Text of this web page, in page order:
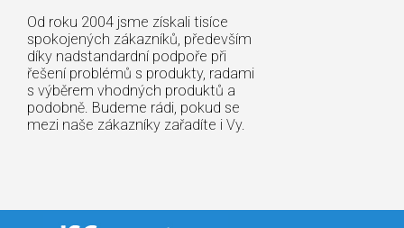
Od roku 2004 jsme získali tisíce
spokojených zákazníků, především
díky nadstandardní podpoře při
řešení problémů s produkty, radami
s výběrem vhodných produktů a
podobně. Budeme rádi, pokud se
mezi naše zákazníky zařadíte i Vy.